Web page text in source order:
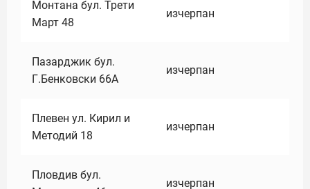
Монтана бул. Трети
Март 48
изчерпан
Пазарджик бул.
Г.Бенковски 66А
изчерпан
Плевен ул. Кирил и
Методий 18
изчерпан
Пловдив бул.
изчерпан